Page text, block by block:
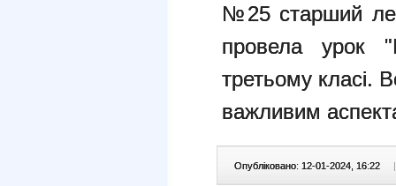
№25 старший
провела урок
третьому класі.
важливим
Опубліковано: 12-01-2024, 16:22 |